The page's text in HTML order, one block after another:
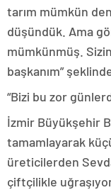
tarım mümkün
düşündük. Ama
mümkünmüş.
başkanım”
“Bizi bu zor
İzmir Büyükşehir
tamamlayarak
üreticilerden Sevda
çiftçilikle